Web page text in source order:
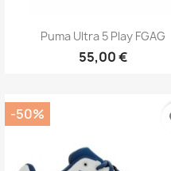
Aperçu rapide
Puma Ultra 5 Play FGAG
55,00 €
-50%